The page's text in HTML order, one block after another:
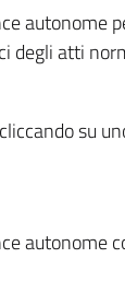
atti
su